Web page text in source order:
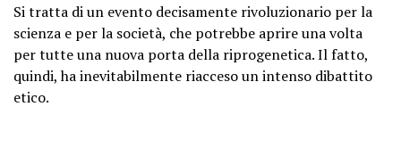
Si tratta di un evento decisamente rivoluzionario per la
scienza e per la società, che potrebbe aprire una volta
per tutte una nuova porta della riprogenetica. Il fatto,
quindi, ha inevitabilmente riacceso un intenso dibattito
etico.